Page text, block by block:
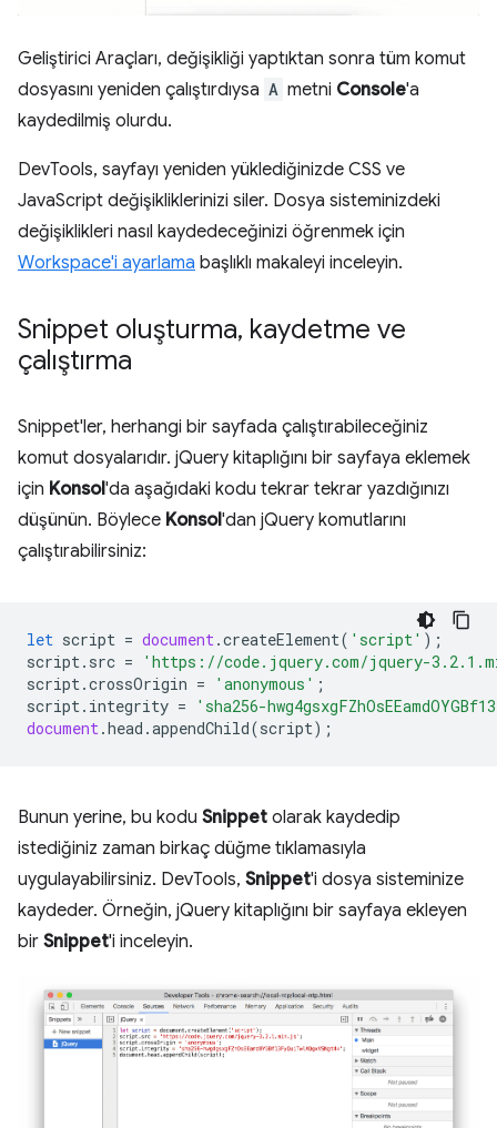
Geliştirici Araçları, değişikliği yaptıktan sonra tüm komut
dosyasını yeniden çalıştırdıysa A metni Console'a
kaydedilmiş olurdu.
DevTools, sayfayı yeniden yüklediğinizde CSS ve
JavaScript değişikliklerinizi siler. Dosya sisteminizdeki
değişiklikleri nasıl kaydedeceğinizi öğrenmek için
Workspace'i ayarlama başlıklı makaleyi inceleyin.
Snippet oluşturma, kaydetme ve
çalıştırma
Snippet'ler, herhangi bir sayfada çalıştırabileceğiniz
komut dosyalarıdır. jQuery kitaplığını bir sayfaya eklemek
için Konsol'da aşağıdaki kodu tekrar tekrar yazdığınızı
düşünün. Böylece Konsol'dan jQuery komutlarını
çalıştırabilirsiniz:
let script = document.createElement( 'script' );
script. src =
'https://code.jquery.com/jquery-
script.crossOrigin = 'anonymous' ;
script. integrity =
'sha256-
document.head .appendChild(script);
Bunun yerine, bu kodu Snippet olarak kaydedip
istediğiniz zaman birkaç düğme tıklamasıyla
uygulayabilirsiniz. DevTools, Snippet'i dosya sisteminize
kaydeder. Örneğin, jQuery kitaplığını bir sayfaya ekleyen
bir Snippet'i inceleyin.